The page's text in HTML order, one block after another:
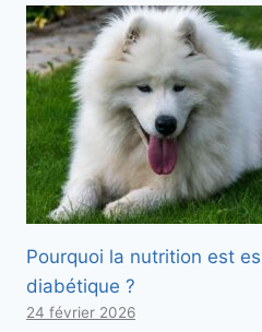
Pourquoi la nutrition est
diabétique ?
24 février 2026